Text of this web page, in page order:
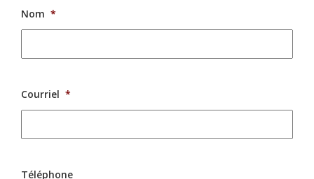
Nom *
Courriel *
Téléphone